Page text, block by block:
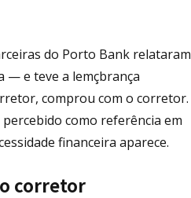
do Porto Bank relataram
— e teve a lemçbrança
comprou com o corretor.
como referência em
financeira aparece.
corretor